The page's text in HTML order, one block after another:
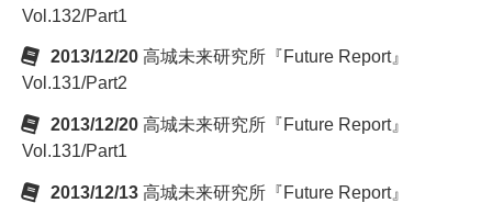
Vol.132/Part1
2013/12/20 高城未来研究所『Future Report』
Vol.131/Part2
2013/12/20 高城未来研究所『Future Report』
Vol.131/Part1
2013/12/13 高城未来研究所『Future Report』